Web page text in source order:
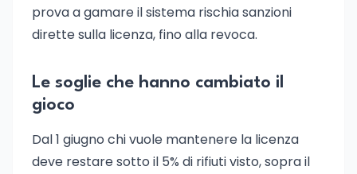
prova a gamare il sistema rischia sanzioni
dirette sulla licenza, fino alla revoca.
Le soglie che hanno cambiato il
gioco
Dal 1 giugno chi vuole mantenere la licenza
deve restare sotto il 5% di rifiuti visto, sopra il